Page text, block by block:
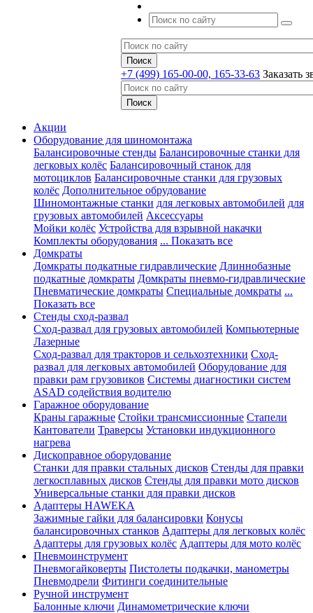
+7 (499) 165-00-00, 165-33-63 Заказать
Акции
Оборудование для шиномонтажа
Балансировочные стенды Балансировочные станки для
легковых колёс Балансировочный станок для
мотоциклов Балансировочные станки для грузовых
колёс Дополнительное обрудование
Шиномонтажные станки для легковых автомобилей для
грузовых автомобилей Аксессуары
Мойки колёс Устройства для взрывной накачки
Комплекты оборудования ... Показать все
Домкраты
Домкраты подкатные гидравлические Длиннобазные
подкатные домкраты Домкраты пневмо-гидравлические
Пневматические домкраты Специальные домкраты ...
Показать все
Стенды сход-развал
Сход-развал для грузовых автомобилей Компьютерные
Лазерные
Сход-развал для тракторов и сельхозтехники Сход-
развал для легковых автомобилей Оборудование для
правки рам грузовиков Системы диагностики систем
ASAD содействия водителю
Гаражное оборудование
Краны гаражные Стойки трансмиссионные Стапели
Кантователи Траверсы Установки индукционного
нагрева
Дископравное оборудование
Станки для правки стальных дисков Стенды для правки
легкосплавных дисков Стенды для правки мото дисков
Универсальные станки для правки дисков
Адаптеры HAWEKA
Зажимные гайки для балансировки Конусы
балансировочных станков Адаптеры для легковых колёс
Адаптеры для грузовых колёс Адаптеры для мото колёс
Пневмоинструмент
Пневмогайковерты Пистолеты подкачки, манометры
Пневмодрели Фитинги соединительные
Ручной инструмент
Балонные ключи Динамометрические ключи